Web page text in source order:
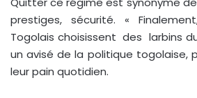
prestiges, sécurité. «
Togolais choisissent des larbins
un avisé de la politique togolaise,
leur pain quotidien.